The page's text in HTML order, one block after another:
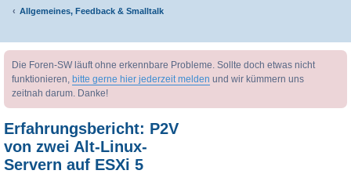
Allgemeines, Feedback & Smalltalk
uc
Die Foren-SW läuft ohne erkennbare Probleme. Sollte doch etwas nicht
funktionieren, bitte gerne hier jederzeit melden und wir kümmern uns
zeitnah darum. Danke!
Erfahrungsbericht: P2V
von zwei Alt-Linux-
Servern auf ESXi 5